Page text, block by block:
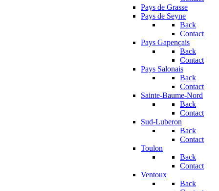
Pays de Grasse
Pays de Seyne
Back
Contact
Pays Gapençais
Back
Contact
Pays Salonais
Back
Contact
Sainte-Baume-Nord
Back
Contact
Sud-Luberon
Back
Contact
Toulon
Back
Contact
Ventoux
Back